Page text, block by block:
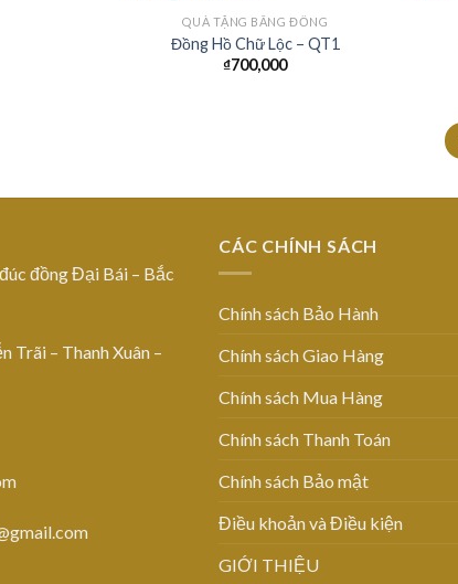
QUÀ TẶNG BẰNG ĐỒNG
Đồng Hồ Chữ Lộc – QT1
₫700,000
đồng Đại Bái – Bắc
Trãi – Thanh Xuân –
CÁC CHÍNH SÁCH
Chính sách Bảo Hành
Chính sách Giao Hàng
Chính sách Mua Hàng
Chính sách Thanh Toán
Chính sách Bảo mật
Điều khoản và Điều kiện
GIỚI THIỆU